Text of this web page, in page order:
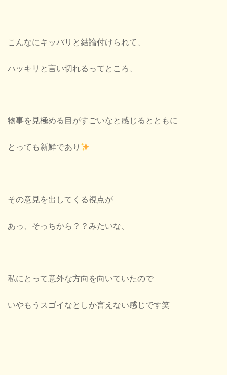
こんなにキッパリと結論付けられて、
ハッキリと言い切れるってところ、
物事を見極める目がすごいなと感じるとともに
とっても新鮮であり
その意見を出してくる視点が
あっ、そっちから？？みたいな、
私にとって意外な方向を向いていたので
いやもうスゴイなとしか言えない感じです笑